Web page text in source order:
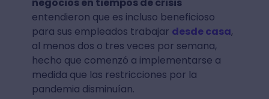
entendieron que es incluso beneficioso
para sus empleados trabajar desde casa,
al menos dos o tres veces por semana,
hecho que comenzó a implementarse a
medida que las restricciones por la
pandemia disminuían.